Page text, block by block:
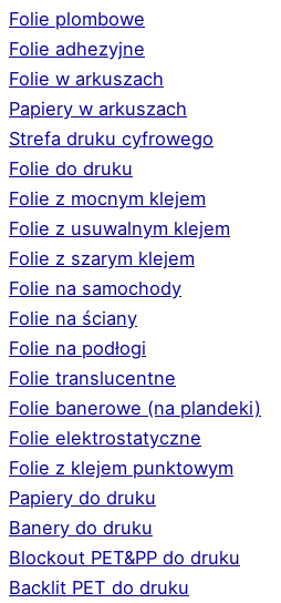
Folie plombowe
Folie adhezyjne
Folie w arkuszach
Papiery w arkuszach
Strefa druku cyfrowego
Folie do druku
Folie z mocnym klejem
Folie z usuwalnym klejem
Folie z szarym klejem
Folie na samochody
Folie na ściany
Folie na podłogi
Folie translucentne
Folie banerowe (na plandeki)
Folie elektrostatyczne
Folie z klejem punktowym
Papiery do druku
Banery do druku
Blockout PET&PP do druku
Backlit PET do druku